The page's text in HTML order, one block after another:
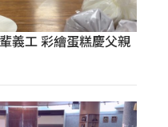
義工 彩繪蛋糕慶父親